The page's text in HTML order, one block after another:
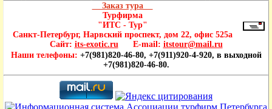
Заказ тура
Турфирма
"ИТС - Тур"
Санкт-Петербург, Нарвский проспект, дом 22, офис 525а
Сайт: its-exotic.ruE-mail: itstour@mail.ru
Наши телефоны: +7(981)820-46-80, +7(911)920-4-920, в выходной
+7(981)820-46-80.